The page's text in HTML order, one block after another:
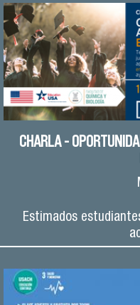
CHARLA -
Estimados